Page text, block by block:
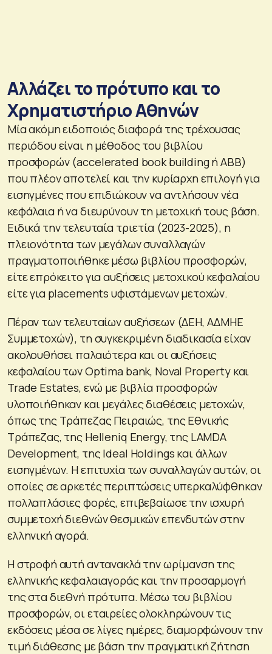
Αλλάζει το πρότυπο και το
Χρηματιστήριο Αθηνών
Μία ακόμη ειδοποιός διαφορά της τρέχουσας
περιόδου είναι η μέθοδος του βιβλίου
προσφορών (accelerated book building ή ABB)
που πλέον αποτελεί και την κυρίαρχη επιλογή για
εισηγμένες που επιδιώκουν να αντλήσουν νέα
κεφάλαια ή να διευρύνουν τη μετοχική τους βάση.
Ειδικά την τελευταία τριετία (2023-2025), η
πλειονότητα των μεγάλων συναλλαγών
πραγματοποιήθηκε μέσω βιβλίου προσφορών,
είτε επρόκειτο για αυξήσεις μετοχικού κεφαλαίου
είτε για placements υφιστάμενων μετοχών.
Πέραν των τελευταίων αυξήσεων (ΔΕΗ, ΑΔΜΗΕ
Συμμετοχών), τη συγκεκριμένη διαδικασία είχαν
ακολουθήσει παλαιότερα και οι αυξήσεις
κεφαλαίου των Optima bank, Noval Property και
Trade Estates, ενώ με βιβλία προσφορών
υλοποιήθηκαν και μεγάλες διαθέσεις μετοχών,
όπως της Τράπεζας Πειραιώς, της Εθνικής
Τράπεζας, της Helleniq Energy, της LAMDA
Development, της Ideal Holdings και άλλων
εισηγμένων. Η επιτυχία των συναλλαγών αυτών, οι
οποίες σε αρκετές περιπτώσεις υπερκαλύφθηκαν
πολλαπλάσιες φορές, επιβεβαίωσε την ισχυρή
συμμετοχή διεθνών θεσμικών επενδυτών στην
ελληνική αγορά.
Η στροφή αυτή αντανακλά την ωρίμανση της
ελληνικής κεφαλαιαγοράς και την προσαρμογή
της στα διεθνή πρότυπα. Μέσω του βιβλίου
προσφορών, οι εταιρείες ολοκληρώνουν τις
εκδόσεις μέσα σε λίγες ημέρες, διαμορφώνουν την
τιμή διάθεσης με βάση την πραγματική ζήτηση